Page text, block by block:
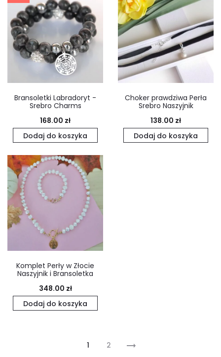
Bransoletki Labradoryt -
Srebro Charms
168.00 zł
Dodaj do koszyka
Choker prawdziwa Perła
Srebro Naszyjnik
138.00 zł
Dodaj do koszyka
Komplet Perły w Złocie
Naszyjnik i Bransoletka
348.00 zł
Dodaj do koszyka
1 2